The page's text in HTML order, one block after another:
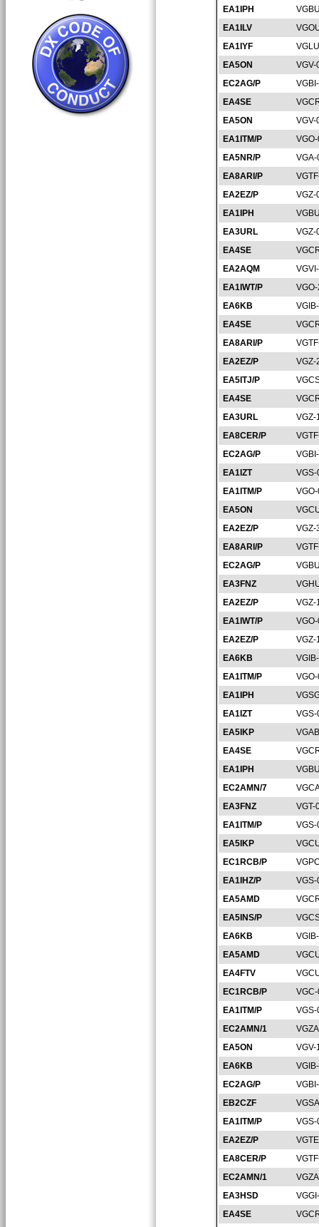
EA1IPH
EA1ILV
EA1IYF
EA5ON
VGV-
EC2AG/P
EA4SE
EA5ON
VGV-
EA1ITM/P
EA5NR/P
EA8ARI/P
EA2EZ/P
VGZ-
EA1IPH
EA3URL
VGZ-
EA4SE
EA2AQM
EA1IWT/P
EA6KB
EA4SE
EA8ARI/P
EA2EZ/P
VGZ-
EA5ITJ/P
EA4SE
EA3URL
VGZ-
EA8CER/P
EC2AG/P
EA1IZT
EA1ITM/P
EA5ON
EA2EZ/P
VGZ-
EA8ARI/P
EC2AG/P
EA3FNZ
EA2EZ/P
VGZ-
EA1IWT/P
EA2EZ/P
VGZ-
EA6KB
EA1ITM/P
EA1IPH
EA1IZT
EA5IKP
EA4SE
EA1IPH
EC2AMN/7
EA3FNZ
VGT-
EA1ITM/P
EA5IKP
EC1RCB/P
EA1IHZ/P
EA5AMD
EA5INS/P
EA6KB
EA5AMD
EA4FTV
EC1RCB/P
EA1ITM/P
EC2AMN/1
EA5ON
VGV-
EA6KB
EC2AG/P
EB2CZF
EA1ITM/P
EA2EZ/P
EA8CER/P
EC2AMN/1
EA3HSD
EA4SE